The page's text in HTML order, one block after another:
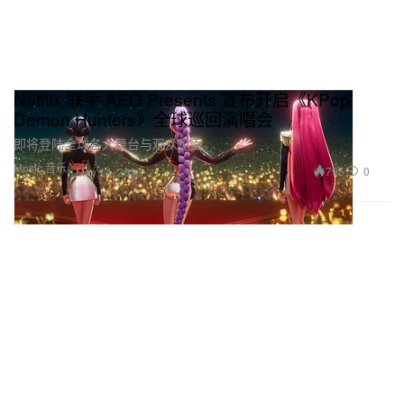
Music 音乐
Netflix 联手 AEG Presents 宣布开启《KPop
Demon Hunters》全球巡回演唱会
即将登陆全球各大舞台与观众见面。
May 14, 2026 795 0